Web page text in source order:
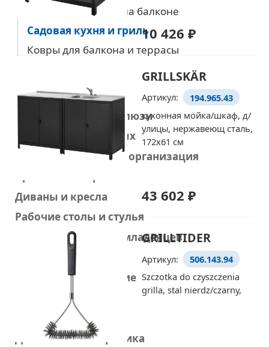
Хранение в саду и на балконе
Садовая кухня и гриль
Ковры для балкона и террасы
Кулинария и посуда
Шторы, шторы и жалюзи
Товары для животных
Хранение мелочей и организация
Диваны и кресла
Рабочие столы и стулья
Товары для детей и младенцев
Стирка и уборка
Домашнее улучшение
Украшения
Умный дом
Домашняя электроника
10 426 ₽
GRILLSKÄR
Артикул:
194.965.43
кухонная мойка/шкаф, д/
улицы, нержавеющ сталь,
172x61 см
43 602 ₽
GRILLTIDER
Артикул:
506.143.94
Szczotka do czyszczenia
grilla, stal nierdz/czarny,